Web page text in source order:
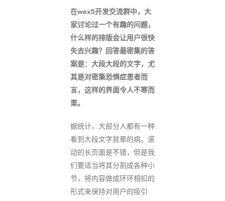
在wex5开发交流群中，大
家讨论过一个有趣的问题，
什么样的排版会让用户很快
失去兴趣？回答最密集的答
案是：大段大段的文字，尤
其是对密集恐惧症患者而
言，这样的界面令人不寒而
栗。
据统计，大部分人都有一种
看到大段文字就晕的病。滚
动的长页面是不错，但是我
们要适当将其分割成各种小
节，将内容做成环环相扣的
形式来保持对用户的吸引